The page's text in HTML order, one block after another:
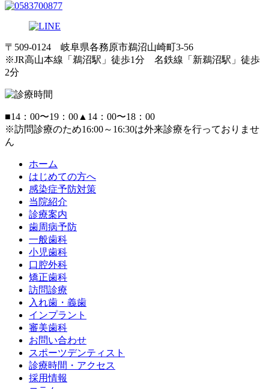
〒509-0124 岐阜県各務原市鵜沼山崎町3-56
※JR高山本線「鵜沼駅」徒歩1分 名鉄線「新鵜沼駅」徒歩
2分
■14：00〜19：00 ▲ 14：00〜18：00
※訪問診療のため16:00～16:30は外来診療を行っておりませ
ん
ホーム
はじめての方へ
感染症予防対策
当院紹介
診療案内
歯周病予防
一般歯科
小児歯科
口腔外科
矯正歯科
訪問診療
入れ歯・義歯
インプラント
審美歯科
お問い合わせ
スポーツデンティスト
診療時間・アクセス
採用情報